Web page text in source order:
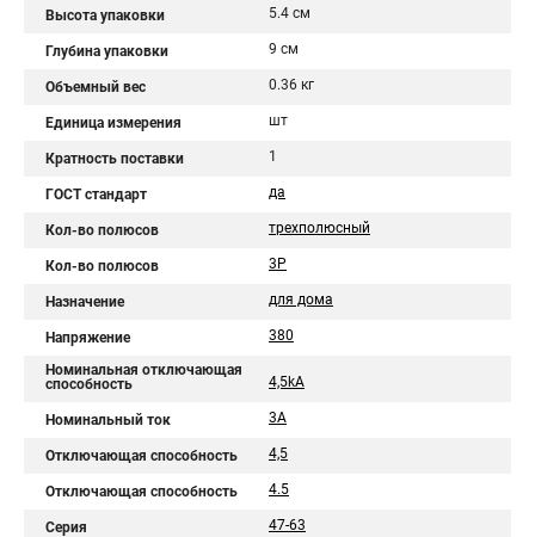
Высота упаковки 5.4 см
Глубина упаковки 9 см
Объемный вес 0.36 кг
Единица измерения шт
Кратность поставки 1
ГОСТ стандарт да
Кол-во полюсов трехполюсный
Кол-во полюсов 3P
Назначение для дома
Напряжение 380
Номинальная отключающая
способность
4,5kA
Номинальный ток 3А
Отключающая способность 4,5
Отключающая способность 4.5
Серия 47-63